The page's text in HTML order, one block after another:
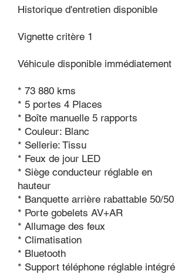
Historique d'entretien disponible ​
Vignette critère 1
Véhicule disponible immédiatement
* 73 880 kms
* 5 portes 4 Places
* Boîte manuelle 5 rapports
* Couleur: Blanc
* Sellerie: Tissu
* Feux de jour LED
* Siège conducteur réglable en
hauteur
* Banquette arrière rabattable 50/50
* Porte gobelets AV+AR
* Allumage des feux
* Climatisation
* Bluetooth
* Support téléphone réglable intégré